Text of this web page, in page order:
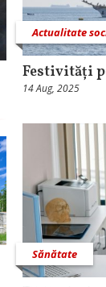
Actualitate
Festivități
14 Aug, 2025
Sănătate